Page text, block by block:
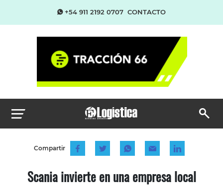
+54 911 2192 0707 CONTACTO
Compartir
Scania invierte en una empresa local